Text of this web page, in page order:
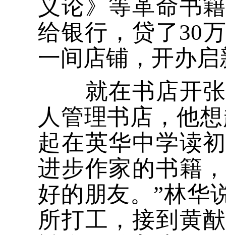
义论》等革命书
给银行，贷了30
一间店铺，开办
就在书店开张
人管理书店，他
起在英华中学读
进步作家的书籍
好的朋友。”林华
所打工，接到黄